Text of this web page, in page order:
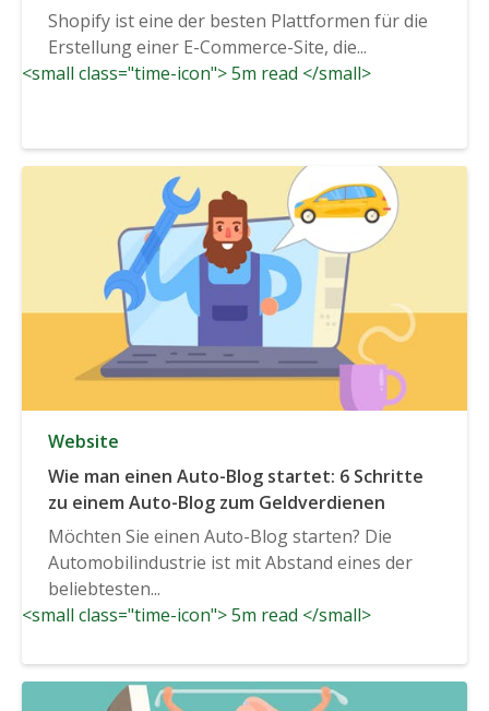
Shopify ist eine der besten Plattformen für die
Erstellung einer E-Commerce-Site, die...
<small class="time-icon"> 5m read </small>
Website
Wie man einen Auto-Blog startet: 6 Schritte
zu einem Auto-Blog zum Geldverdienen
Möchten Sie einen Auto-Blog starten? Die
Automobilindustrie ist mit Abstand eines der
beliebtesten...
<small class="time-icon"> 5m read </small>